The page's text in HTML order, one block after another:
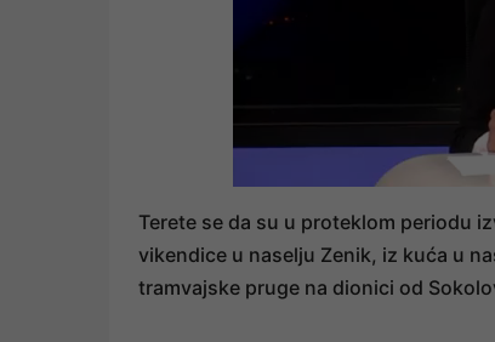
Terete se da su u proteklom periodu
vikendice u naselju Zenik, iz kuća u
tramvajske pruge na dionici od